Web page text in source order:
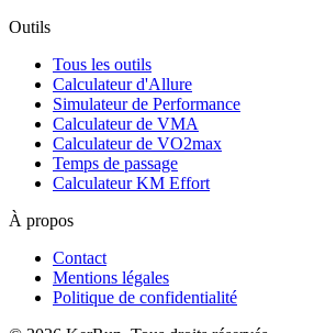
Outils
Tous les outils
Calculateur d'Allure
Simulateur de Performance
Calculateur de VMA
Calculateur de VO2max
Temps de passage
Calculateur KM Effort
À propos
Contact
Mentions légales
Politique de confidentialité